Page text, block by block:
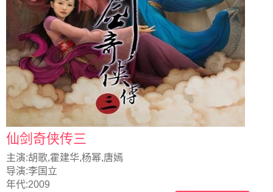
仙剑奇侠传三
主演:胡歌,霍建华,杨幂,唐嫣
导演:李国立
年代:2009